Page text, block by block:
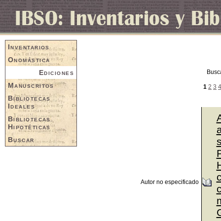
Inventarios
Onomástica
Ediciones
Manuscritos
Bibliotecas
Ideales
Bibliotecas
Hipotéticas
Buscar
1 2 3 4
Autor no especificado